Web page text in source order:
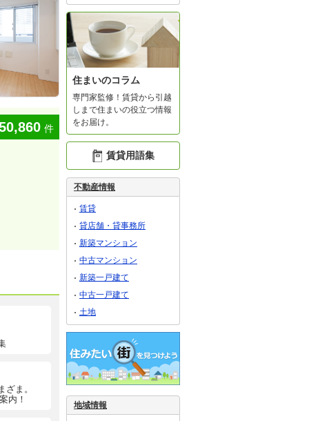
件
ま。
内！
住まいのコラム
専門家監修！賃貸から引越
しまで住まいの役立つ情報
をお届け。
賃貸用語集
不動産情報
賃貸
貸店舗・貸事務所
新築マンション
中古マンション
新築一戸建て
中古一戸建て
土地
地域情報